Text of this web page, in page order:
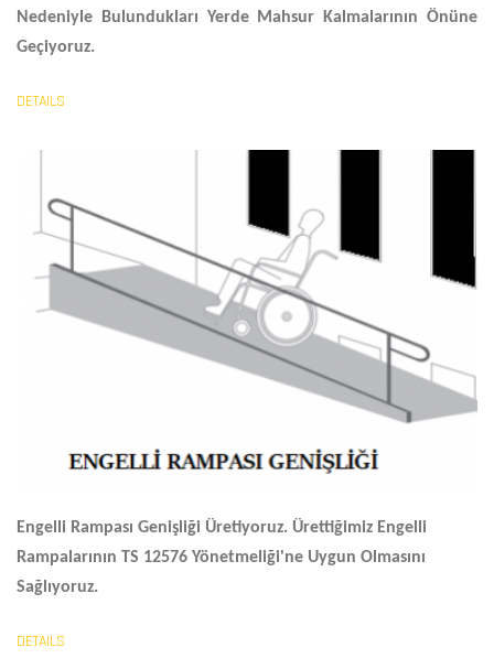
Nedeniyle Bulundukları Yerde Mahsur Kalmalarının Önüne
Geçiyoruz.
DETAILS
Engelli Rampası Genişliği Üretiyoruz. Ürettiğimiz Engelli
Rampalarının TS 12576 Yönetmeliği'ne Uygun Olmasını
Sağlıyoruz.
DETAILS